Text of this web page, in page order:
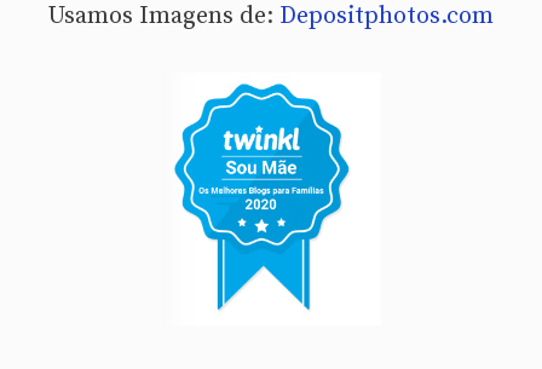
Usamos Imagens de: Depositphotos.com